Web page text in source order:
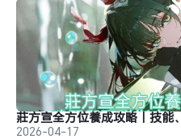
2026-04-17